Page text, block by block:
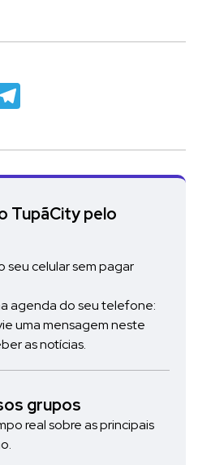
TupãCity pelo
seu celular sem pagar
agenda do seu telefone:
uma mensagem neste
as notícias.
grupos
real sobre as principais